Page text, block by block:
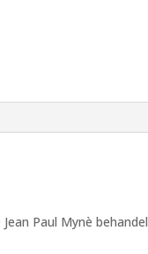
Paul Mynè